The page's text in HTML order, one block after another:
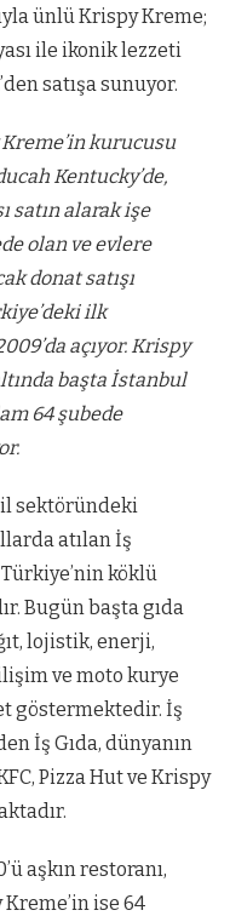
ünlü Krispy Kreme;
ile ikonik lezzeti
satışa sunuyor.
kurucusu
Kentucky’de,
satın alarak işe
olan ve evlere
donat satışı
ilk
açıyor. Krispy
başta İstanbul
64 şubede
sektöründeki
atılan İş
köklü
Bugün başta gıda
lojistik, enerji,
ve moto kurye
göstermektedir. İş
İş Gıda, dünyanın
Pizza Hut ve Krispy
aşkın restoranı,
Kreme’in ise 64